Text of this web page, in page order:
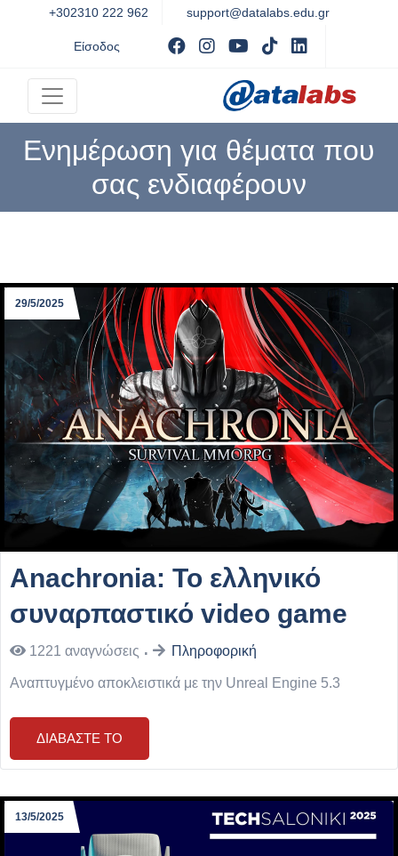
+302310 222 962 support@datalabs.edu.gr
Είσοδος Visit facebook
Visit instagram
Visit youtube
Visit tiktok
Ενημέρωση για θέματα που
σας ενδιαφέρουν
29/5/2025
Anachronia: Το ελληνικό
συναρπαστικό video game
1221 αναγνώσεις Πληροφορική
Αναπτυγμένο αποκλειστικά με την Unreal Engine 5.3
ΔΙΑΒΆΣΤΕ ΤΟ
13/5/2025